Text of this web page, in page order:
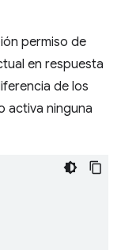
permiso de
en respuesta
de los
activa ninguna